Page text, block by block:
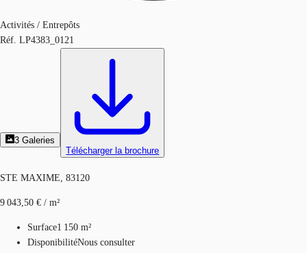
Activités / Entrepôts
Réf. LP4383_0121
3 Galeries
Télécharger la brochure
STE MAXIME, 83120
9 043,50 € / m²
Surface1 150 m²
DisponibilitéNous consulter